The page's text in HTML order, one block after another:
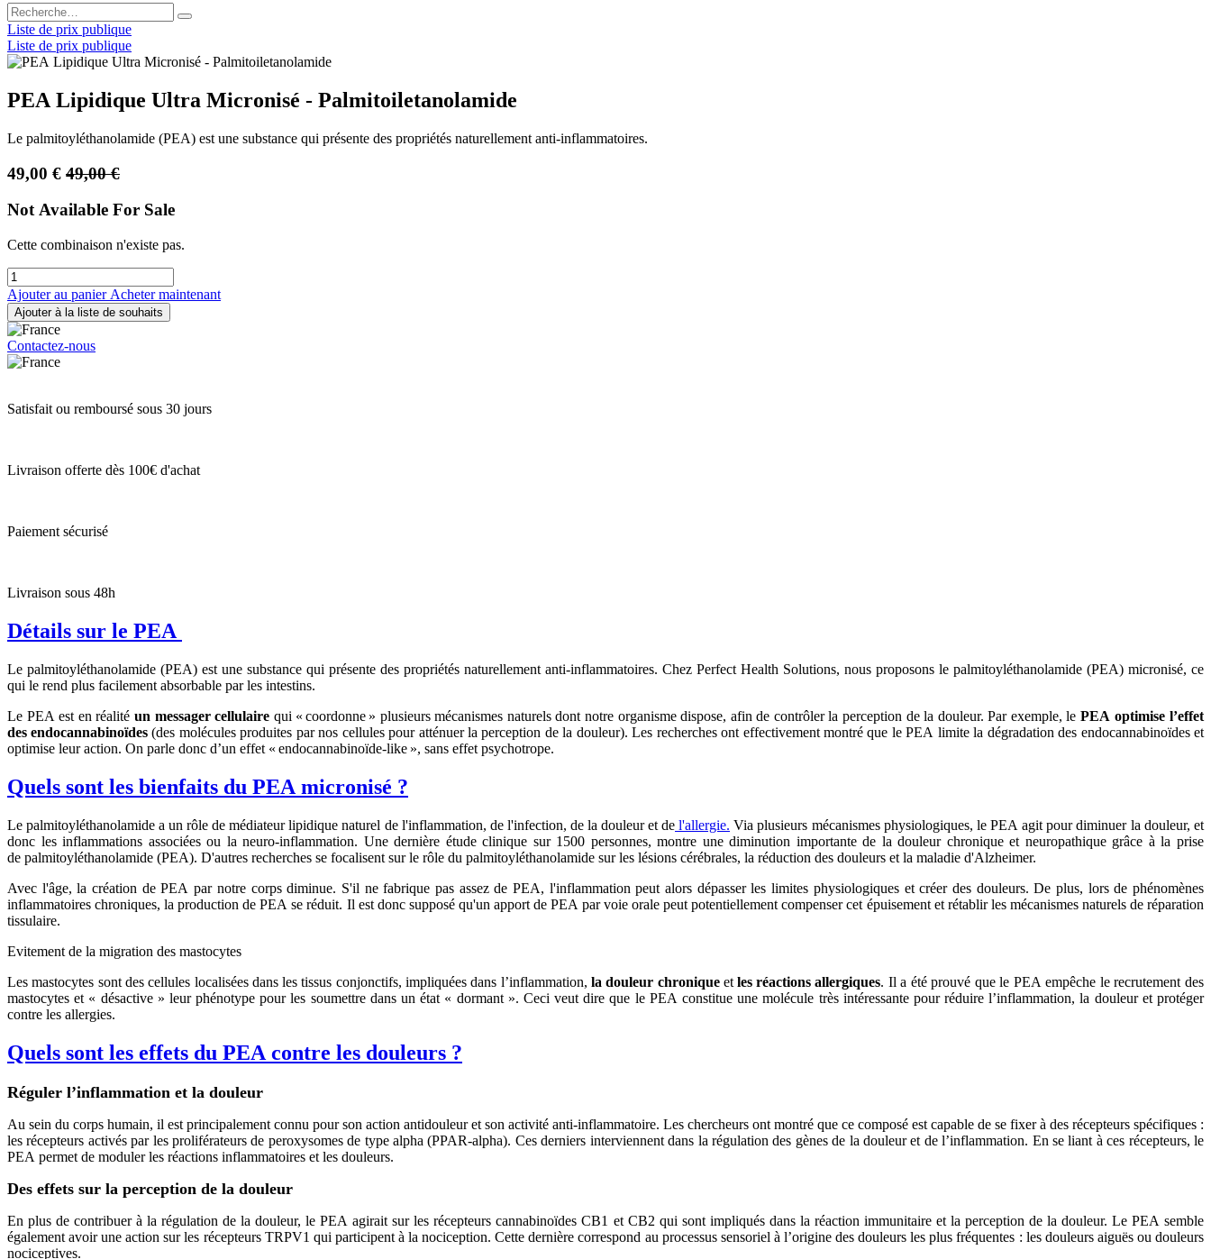
Liste de prix publique
Liste de prix publique
PEA Lipidique Ultra Micronisé - Palmitoiletanolamide
Le palmitoyléthanolamide (PEA) est une substance qui présente des propriétés naturellement anti-inflammatoires.
49,00 € 49,00€
Not Available For Sale
Cette combinaison n'existe pas.
Ajouter au panier Acheter maintenant
Ajouter à la liste de souhaits
Contactez-nous
Satisfait ou remboursé sous 30 jours
Livraison offerte dès 100€ d'achat
Paiement sécurisé
Livraison sous 48h
Détails sur le PEA
Le palmitoyléthanolamide (PEA) est une substance qui présente des propriétés naturellement anti-inflammatoires. Chez Perfect Health Solutions, nous proposons le palmitoyléthanolamide (PEA) micronisé, ce
qui le rend plus facilement absorbable par les intestins.
Le PEA est en réalité un messager cellulaire qui « coordonne » plusieurs mécanismes naturels dont notre organisme dispose, afin de contrôler la perception de la douleur. Par exemple, le PEA optimise l’effet
des endocannabinoïdes (des molécules produites par nos cellules pour atténuer la perception de la douleur). Les recherches ont effectivement montré que le PEA limite la dégradation des endocannabinoïdes et
optimise leur action. On parle donc d’un effet « endocannabinoïde-like », sans effet psychotrope.
Quels sont les bienfaits du PEA micronisé ?
Le palmitoyléthanolamide a un rôle de médiateur lipidique naturel de l'inflammation, de l'infection, de la douleur et de l'allergie. Via plusieurs mécanismes physiologiques, le PEA agit pour diminuer la douleur, et
donc les inflammations associées ou la neuro-inflammation. Une dernière étude clinique sur 1500 personnes, montre une diminution importante de la douleur chronique et neuropathique grâce à la prise
de palmitoyléthanolamide (PEA). D'autres recherches se focalisent sur le rôle du palmitoyléthanolamide sur les lésions cérébrales, la réduction des douleurs et la maladie d'Alzheimer.
Avec l'âge, la création de PEA par notre corps diminue. S'il ne fabrique pas assez de PEA, l'inflammation peut alors dépasser les limites physiologiques et créer des douleurs. De plus, lors de phénomènes
inflammatoires chroniques, la production de PEA se réduit. Il est donc supposé qu'un apport de PEA par voie orale peut potentiellement compenser cet épuisement et rétablir les mécanismes naturels de réparation
tissulaire.
Evitement de la migration des mastocytes
Les mastocytes sont des cellules localisées dans les tissus conjonctifs, impliquées dans l’inflammation, la douleur chronique et les réactions allergiques. Il a été prouvé que le PEA empêche le recrutement des
mastocytes et « désactive » leur phénotype pour les soumettre dans un état « dormant ». Ceci veut dire que le PEA constitue une molécule très intéressante pour réduire l’inflammation, la douleur et protéger
contre les allergies.
Quels sont les effets du PEA contre les douleurs ?
Réguler l’inflammation et la douleur
Au sein du corps humain, il est principalement connu pour son action antidouleur et son activité anti-inflammatoire. Les chercheurs ont montré que ce composé est capable de se fixer à des récepteurs spécifiques :
les récepteurs activés par les proliférateurs de peroxysomes de type alpha (PPAR-alpha). Ces derniers interviennent dans la régulation des gènes de la douleur et de l’inflammation. En se liant à ces récepteurs, le
PEA permet de moduler les réactions inflammatoires et les douleurs.
Des effets sur la perception de la douleur
En plus de contribuer à la régulation de la douleur, le PEA agirait sur les récepteurs cannabinoïdes CB1 et CB2 qui sont impliqués dans la réaction immunitaire et la perception de la douleur. Le PEA semble
également avoir une action sur les récepteurs TRPV1 qui participent à la nociception. Cette dernière correspond au processus sensoriel à l’origine des douleurs les plus fréquentes : les douleurs aiguës ou douleurs
nociceptives.